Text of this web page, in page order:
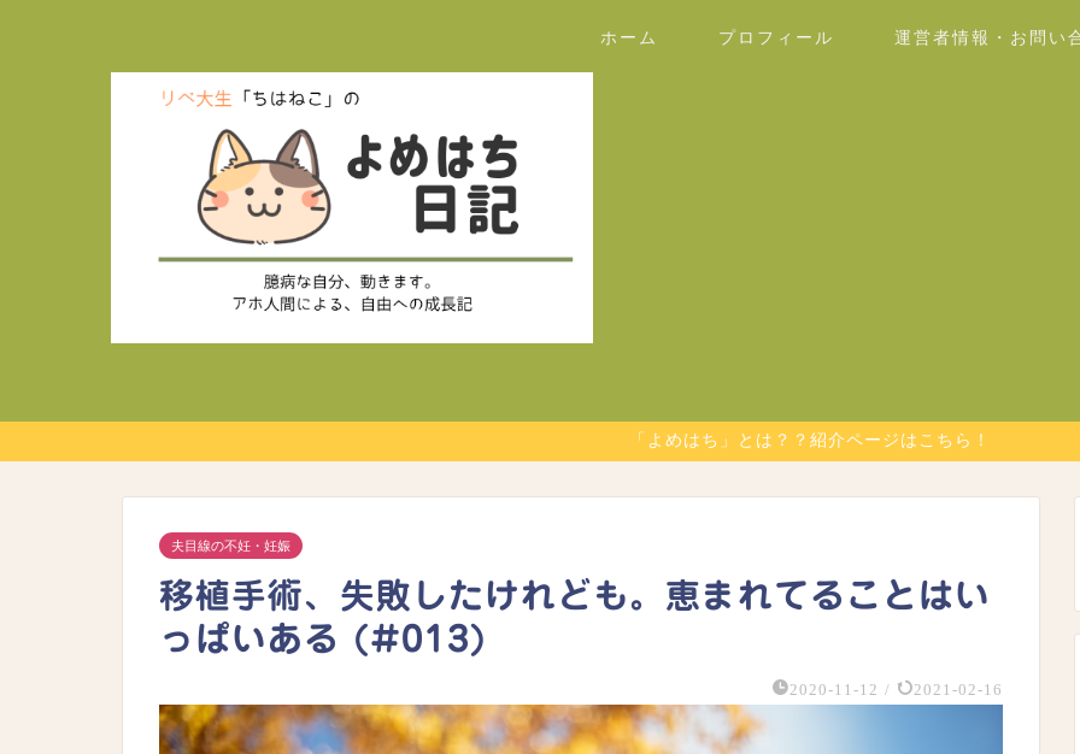
ホーム プロフィール 運営者情報・お問い
「よめはち」とは？？紹介ページはこちら！
夫目線の不妊・妊娠
移植手術、失敗したけれども。恵まれてることはい
っぱいある (#013)
2020-11-12 / 2021-02-16